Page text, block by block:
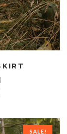
SALE!